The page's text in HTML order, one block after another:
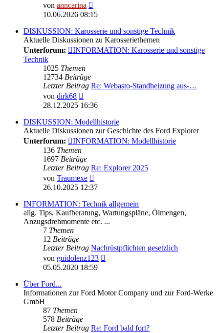
von anncarina
Beitrag
10.06.2026 08:15
DISKUSSION: Karosserie und sonstige Technik
Aktuelle Diskussionen zu Karosseriethemen
Unterforum:
INFORMATION: Karosserie und sonstige
Technik
1025 Themen
12734 Beiträge
Letzter Beitrag Re: Webasto-Standheizung aus-…
von dirk68
Beitrag
28.12.2025 16:36
DISKUSSION: Modellhistorie
Aktuelle Diskussionen zur Geschichte des Ford Explorer
Unterforum:
INFORMATION: Modellhistorie
136 Themen
1697 Beiträge
Letzter Beitrag Re: Explorer 2025
von Traumexe
Beitrag
26.10.2025 12:37
INFORMATION: Technik allgemein
allg. Tips, Kaufberatung, Wartungspläne, Ölmengen,
Anzugsdrehmomente etc. ...
7 Themen
12 Beiträge
Letzter Beitrag Nachrüstpflichten gesetzlich
von guidolenz123
05.05.2020 18:59
Über Ford...
Informationen zur Ford Motor Company und zur Ford-Werke
GmbH
87 Themen
578 Beiträge
Letzter Beitrag Re: Ford bald fort?